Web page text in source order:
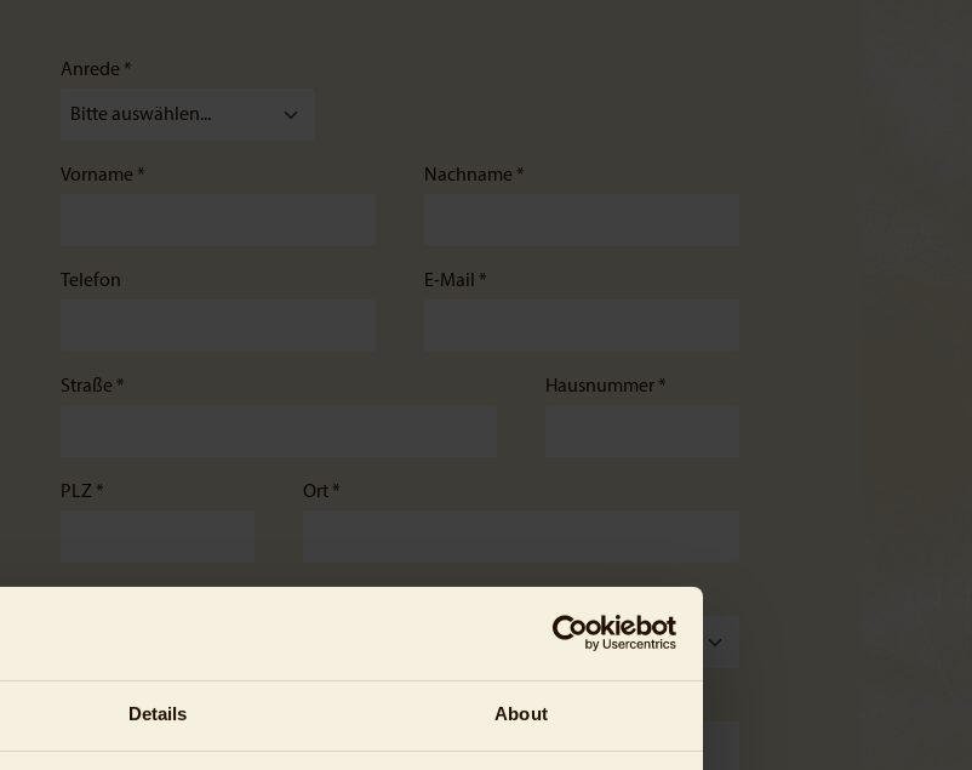
Details About
Anrede *
Vorname * Nachname *
Telefon E-Mail *
Straße * Hausnummer *
PLZ * Ort *
Nachricht